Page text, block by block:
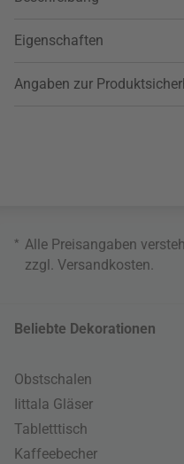
Eigenschaften
Angaben zur
* Alle Preisangaben
zzgl. Versandkosten
Beliebte Dekorationen
Obstschalen
Iittala Gläser
Tabletttisch
Kaffeebecher